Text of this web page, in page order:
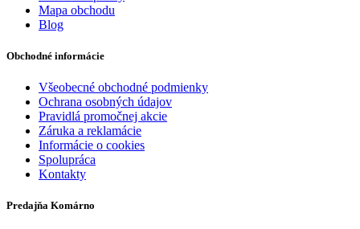
Mapa obchodu
Blog
Obchodné informácie
Všeobecné obchodné podmienky
Ochrana osobných údajov
Pravidlá promočnej akcie
Záruka a reklamácie
Informácie o cookies
Spolupráca
Kontakty
Predajňa Komárno